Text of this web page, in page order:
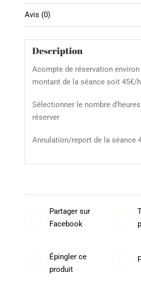
Avis (0)
Description
Acompte de réservation environ
montant de la séance soit 45€/h
Sélectionner le nombre
réserver
Annulation/report de la séance
Partager sur
Facebook
Épingler ce
produit